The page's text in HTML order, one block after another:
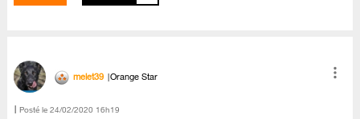
melet39 Orange Star
Posté le ‎24/02/2020 16h19